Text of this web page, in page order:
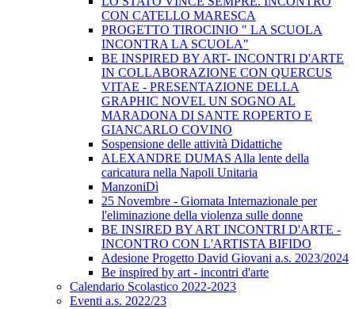
CON CATELLO MARESCA
PROGETTO TIROCINIO " LA SCUOLA
INCONTRA LA SCUOLA"
BE INSPIRED BY ART- INCONTRI D'ARTE
IN COLLABORAZIONE CON QUERCUS
VITAE - PRESENTAZIONE DELLA
GRAPHIC NOVEL UN SOGNO AL
MARADONA DI SANTE ROPERTO E
GIANCARLO COVINO
Sospensione delle attività Didattiche
ALEXANDRE DUMAS Alla lente della
caricatura nella Napoli Unitaria
ManzoniDì
25 Novembre - Giornata Internazionale per
l'eliminazione della violenza sulle donne
BE INSIRED BY ART INCONTRI D'ARTE -
INCONTRO CON L'ARTISTA BIFIDO
Adesione Progetto David Giovani a.s. 2023/2024
Be inspired by art - incontri d'arte
Calendario Scolastico 2022-2023
Eventi a.s. 2022/23